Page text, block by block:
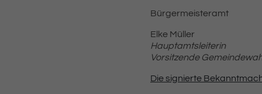
Bürgermeisteramt
Elke Müller
Hauptamtsleiterin
Vorsitzende
Die signierte